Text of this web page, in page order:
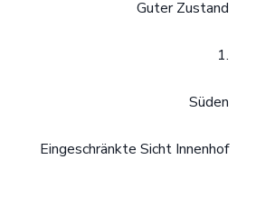
Guter Zustand
1.
Süden
Eingeschränkte Sicht Innenhof